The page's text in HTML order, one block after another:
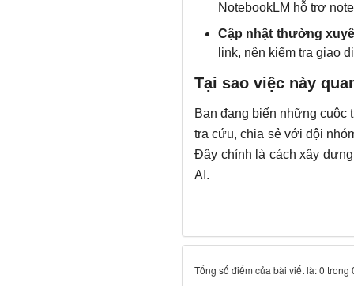
NotebookLM hỗ trợ
Cập nhật thường
link, nên kiểm tra giao
Tại sao việc này
Bạn đang biến những cuộc
tra cứu, chia sẻ với đội
Đây chính là cách xây
AI.
Tổng số điểm của bài viết là: 0 trong